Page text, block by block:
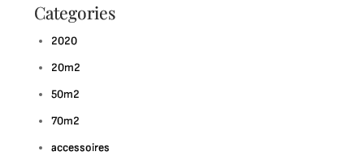
Categories
2020
20m2
50m2
70m2
accessoires